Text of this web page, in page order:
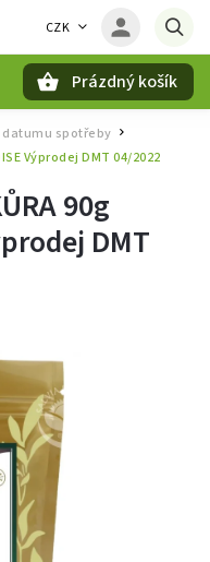
CZK
Prázdný košík
datumu spotřeby
Výprodej DMT 04/2022
90g
DMT